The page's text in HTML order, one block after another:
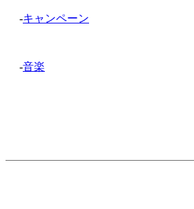
-キャンペーン
-音楽